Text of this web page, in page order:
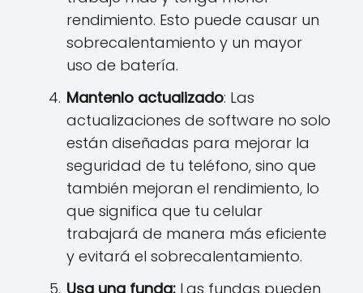
rendimiento. Esto puede causar un
sobrecalentamiento y un mayor
uso de batería.
Mantenlo actualizado: Las
actualizaciones de software no solo
están diseñadas para mejorar la
seguridad de tu teléfono, sino que
también mejoran el rendimiento, lo
que significa que tu celular
trabajará de manera más eficiente
y evitará el sobrecalentamiento.
Usa una funda: Las fundas pueden